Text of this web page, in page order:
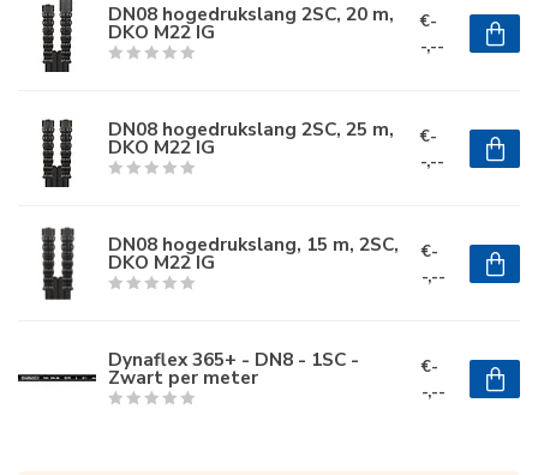
DN08 hogedrukslang 2SC, 20 m,
DKO M22 IG
€-
-,--
DN08 hogedrukslang 2SC, 25 m,
DKO M22 IG
€-
-,--
DN08 hogedrukslang, 15 m, 2SC,
DKO M22 IG
€-
-,--
Dynaflex 365+ - DN8 - 1SC -
Zwart per meter
€-
-,--